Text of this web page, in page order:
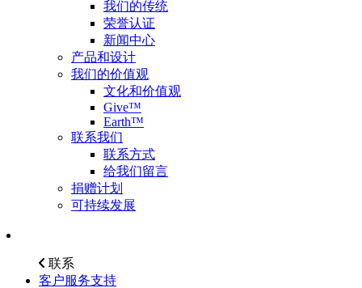
我们的传统
荣誉认证
新闻中心
产品和设计
我们的价值观
文化和价值观
Give™
Earth™
联系我们
联系方式
给我们留言
捐赠计划
可持续发展
联系
客户服务支持